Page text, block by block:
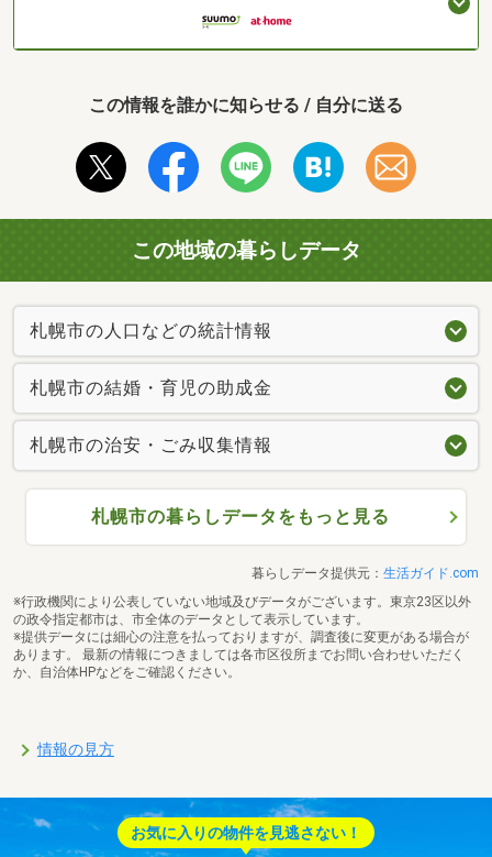
この情報を誰かに知らせる / 自分に送る
この地域の暮らしデータ
札幌市の人口などの統計情報
札幌市の結婚・育児の助成金
札幌市の治安・ごみ収集情報
札幌市の暮らしデータをもっと見る
暮らしデータ提供元： 生活ガイド.com
※行政機関により公表していない地域及びデータがございます。東京23区以外
の政令指定都市は、市全体のデータとして表示しています。
※提供データには細心の注意を払っておりますが、調査後に変更がある場合が
あります。 最新の情報につきましては各市区役所までお問い合わせいただく
か、自治体HPなどをご確認ください。
情報の見方
お気に入りの物件を見逃さない！